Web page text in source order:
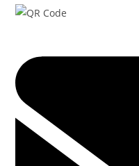
a
new
window